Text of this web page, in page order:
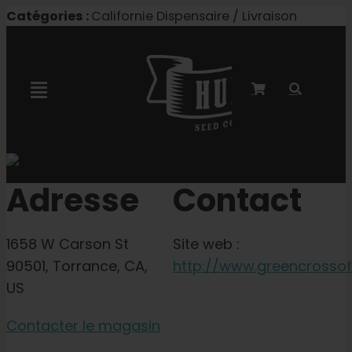
Skip
Catégories :Californie Dispensaire / Livraison
Toggle
Semences féminisées
Graines Autoflower
Adresse
1658 W Carson St
90501, Torrance, CA,
US
Contact
Site web :
http://
Contacter le magasin